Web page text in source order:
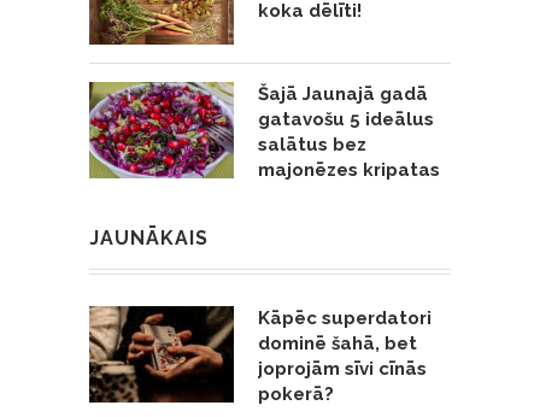
koka dēlīti!
Šajā Jaunajā gadā
gatavošu 5 ideālus
salātus bez
majonēzes kripatas
JAUNĀKAIS
Kāpēc superdatori
dominē šahā, bet
joprojām sīvi cīnās
pokerā?